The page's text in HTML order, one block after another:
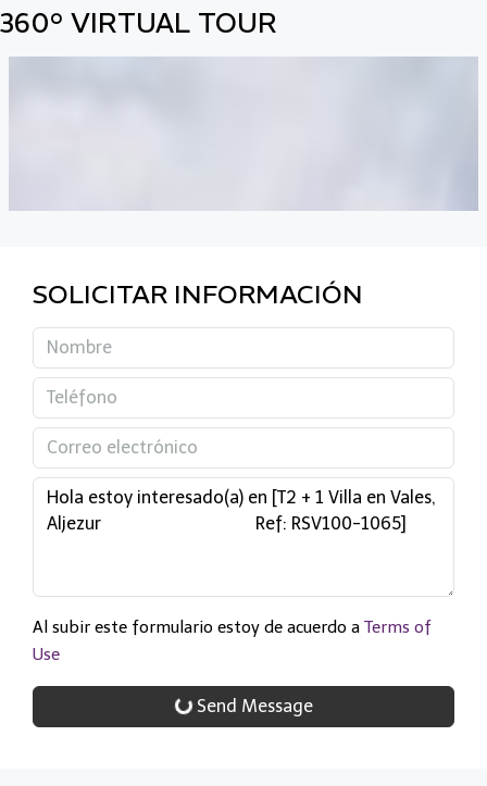
360° VIRTUAL TOUR
SOLICITAR INFORMACIÓN
Al subir este formulario estoy de acuerdo a Terms of
Use
Send Message